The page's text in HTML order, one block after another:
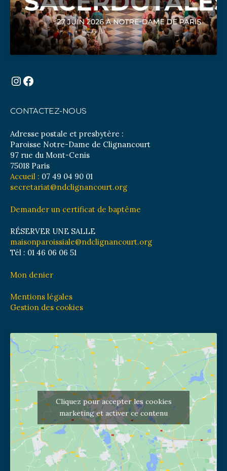
Instagram
Facebook
CONTACTEZ-NOUS
Adresse postale et presbytère :
Paroisse Notre-Dame de Clignancourt
97 rue du Mont-Cenis
75018 Paris
Accueil : 07 49 04 90 01
secretariat@ndclignancourt.org
Demander un certificat de baptême
RÉSERVER UNE SALLE
maisonparoissiale@ndclignancourt.org
Tél : 01 46 06 06 51
Mon denier
Mentions légales
Gestion des cookies
Cliquez pour accepter les cookies
marketing et activer ce contenu